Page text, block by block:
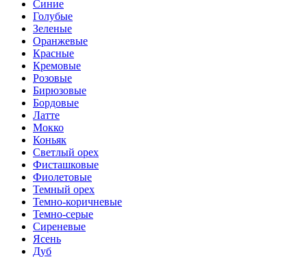
Синие
Голубые
Зеленые
Оранжевые
Красные
Кремовые
Розовые
Бирюзовые
Бордовые
Латте
Мокко
Коньяк
Светлый орех
Фисташковые
Фиолетовые
Темный орех
Темно-коричневые
Темно-серые
Сиреневые
Ясень
Дуб